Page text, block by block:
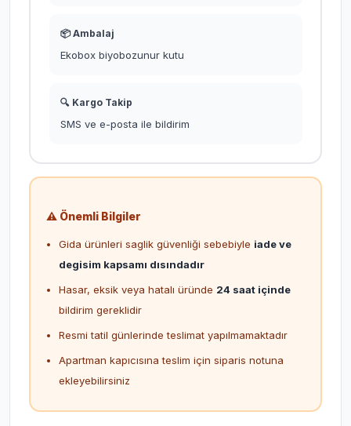
📦 Ambalaj
Ekobox biyobozunur kutu
🔍 Kargo Takip
SMS ve e-posta ile bildirim
⚠️ Önemli Bilgiler
Gida ürünleri saglik güvenliği sebebiyle iade ve
degisim kapsamı dısındadır
Hasar, eksik veya hatalı üründe 24 saat içinde
bildirim gereklidir
Resmi tatil günlerinde teslimat yapılmamaktadır
Apartman kapıcısına teslim için siparis notuna
ekleyebilirsiniz